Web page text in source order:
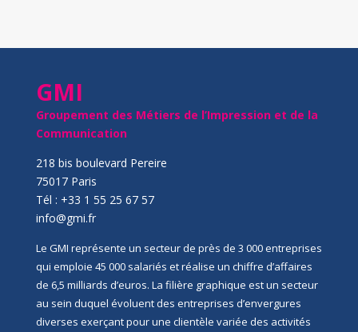
GMI
Groupement des Métiers de l’Impression et de la
Communication
218 bis boulevard Pereire
75017 Paris
Tél : +33 1 55 25 67 57
info@gmi.fr
Le GMI représente un secteur de près de 3 000 entreprises
qui emploie 45 000 salariés et réalise un chiffre d’affaires
de 6,5 milliards d’euros. La filière graphique est un secteur
au sein duquel évoluent des entreprises d’envergures
diverses exerçant pour une clientèle variée des activités